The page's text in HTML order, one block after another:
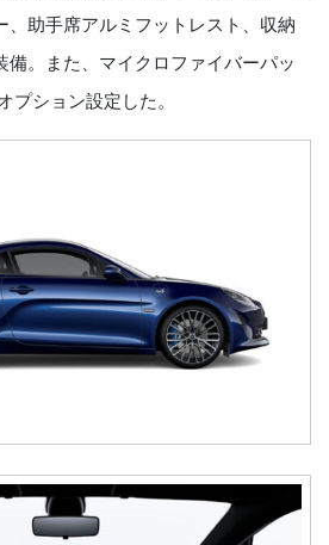
、助手席アルミフットレスト、収納
備。また、マイクロファイバーパッ
プション設定した。